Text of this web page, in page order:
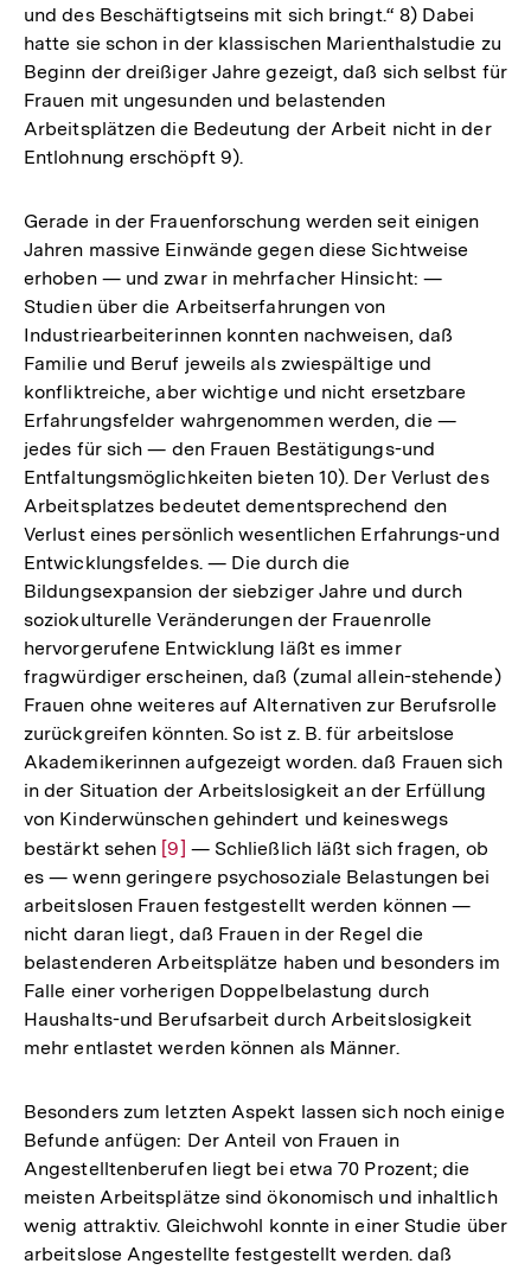
und des Beschäftigtseins mit sich bringt.“ 8) Dabei
hatte sie schon in der klassischen Marienthalstudie zu
Beginn der dreißiger Jahre gezeigt, daß sich selbst für
Frauen mit ungesunden und belastenden
Arbeitsplätzen die Bedeutung der Arbeit nicht in der
Entlohnung erschöpft 9).
Gerade in der Frauenforschung werden seit einigen
Jahren massive Einwände gegen diese Sichtweise
erhoben — und zwar in mehrfacher Hinsicht: —
Studien über die Arbeitserfahrungen von
Industriearbeiterinnen konnten nachweisen, daß
Familie und Beruf jeweils als zwiespältige und
konfliktreiche, aber wichtige und nicht ersetzbare
Erfahrungsfelder wahrgenommen werden, die —
jedes für sich — den Frauen Bestätigungs-und
Entfaltungsmöglichkeiten bieten 10). Der Verlust des
Arbeitsplatzes bedeutet dementsprechend den
Verlust eines persönlich wesentlichen Erfahrungs-und
Entwicklungsfeldes. — Die durch die
Bildungsexpansion der siebziger Jahre und durch
soziokulturelle Veränderungen der Frauenrolle
hervorgerufene Entwicklung läßt es immer
fragwürdiger erscheinen, daß (zumal allein-stehende)
Frauen ohne weiteres auf Alternativen zur Berufsrolle
zurückgreifen könnten. So ist z. B. für arbeitslose
Akademikerinnen aufgezeigt worden. daß Frauen sich
in der Situation der Arbeitslosigkeit an der Erfüllung
von Kinderwünschen gehindert und keineswegs
bestärkt sehen Zur
Auflösung
der
Fußnote
[9] — Schließlich läßt sich fragen, ob
es — wenn geringere psychosoziale Belastungen bei
arbeitslosen Frauen festgestellt werden können —
nicht daran liegt, daß Frauen in der Regel die
belastenderen Arbeitsplätze haben und besonders im
Falle einer vorherigen Doppelbelastung durch
Haushalts-und Berufsarbeit durch Arbeitslosigkeit
mehr entlastet werden können als Männer.
Besonders zum letzten Aspekt lassen sich noch einige
Befunde anfügen: Der Anteil von Frauen in
Angestelltenberufen liegt bei etwa 70 Prozent; die
meisten Arbeitsplätze sind ökonomisch und inhaltlich
wenig attraktiv. Gleichwohl konnte in einer Studie über
arbeitslose Angestellte festgestellt werden. daß